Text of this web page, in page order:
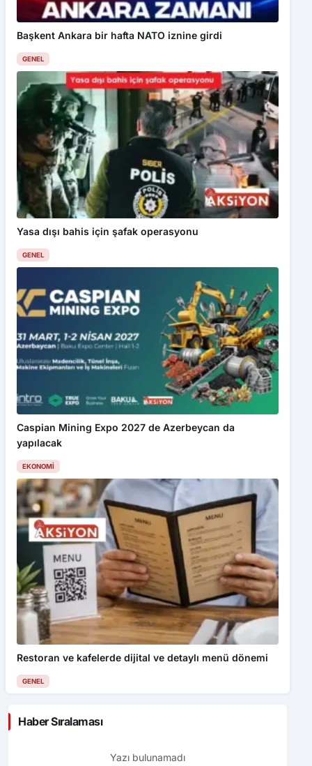
Başkent Ankara bir hafta NATO iznine girdi
GENEL
Yasa dışı bahis için şafak operasyonu
GENEL
Caspian Mining Expo 2027 de Azerbeycan da
yapılacak
EKONOMI
Restoran ve kafelerde dijital ve detaylı menü dönemi
GENEL
Haber Sıralaması
Yazı bulunamadı